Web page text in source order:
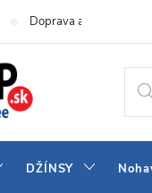
Doprava a platba
DŽÍNSY